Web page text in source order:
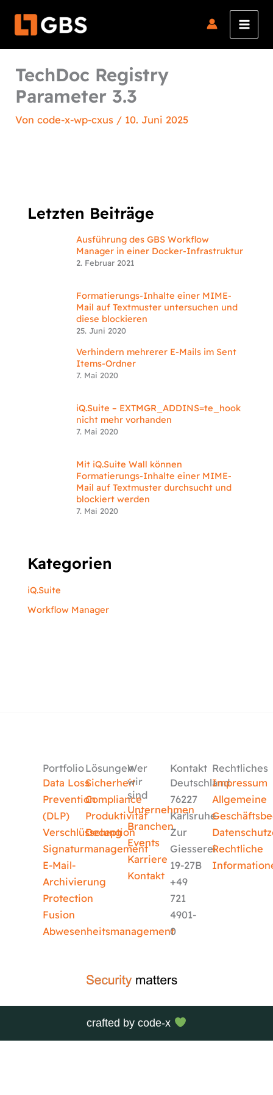
Inhalt
TechDoc Registry
Parameter 3.3
Voncode-x-wp-cxus / 10. Juni 2025
Letzten Beiträge
Ausführung des GBS Workflow
Manager in einer Docker-Infrastruktur
2. Februar 2021
Formatierungs-Inhalte einer MIME-
Mail auf Textmuster untersuchen und
diese blockieren
25. Juni 2020
Verhindern mehrerer E-Mails im Sent
Items-Ordner
7. Mai 2020
iQ.Suite – EXTMGR_ADDINS=te_hook
nicht mehr vorhanden
7. Mai 2020
Mit iQ.Suite Wall können
Formatierungs-Inhalte einer MIME-
Mail auf Textmuster durchsucht und
blockiert werden
7. Mai 2020
Kategorien
iQ.Suite
Workflow Manager
Portfolio
Data Loss
Prevention
(DLP)
Verschlüsselung
Signaturmanagement
E-Mail-
Archivierung
Protection
Fusion
Abwesenheitsmanagement
Lösungen
Sicherheit
Compliance
Produktivität
Deception
Wer
wir
sind
Unternehmen
Branchen
Events
Karriere
Kontakt
Kontakt
Deutschland
76227
Karlsruhe
Zur
Giesserei
19-27B
+49
721
4901-
0
Rechtliches
Impressum
Allgemeine
Rechtliche
crafted bycode-x